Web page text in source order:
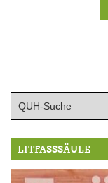
LITFASSSÄULE